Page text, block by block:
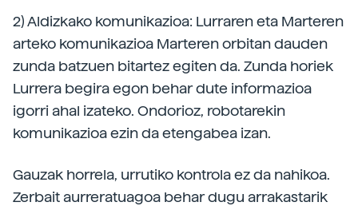
2) Aldizkako komunikazioa: Lurraren eta Marteren
arteko komunikazioa Marteren orbitan dauden
zunda batzuen bitartez egiten da. Zunda horiek
Lurrera begira egon behar dute informazioa
igorri ahal izateko. Ondorioz, robotarekin
komunikazioa ezin da etengabea izan.
Gauzak horrela, urrutiko kontrola ez da nahikoa.
Zerbait aurreratuagoa behar dugu arrakastarik